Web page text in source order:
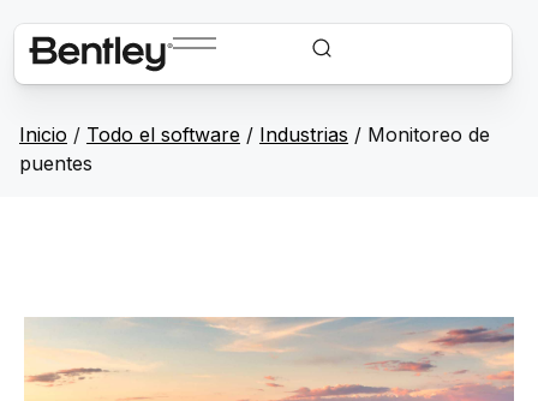
Inicio / Todo el software / Industrias / Monitoreo de
puentes